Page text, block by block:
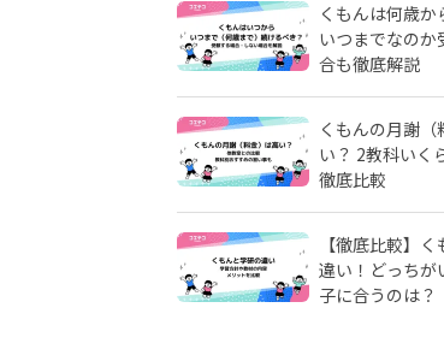
くもんは何歳か
いつまでなのか
合も徹底解説
くもんの月謝（
い？ 2教科いく
徹底比較
【徹底比較】
違い！どっちが
子に合うのは？